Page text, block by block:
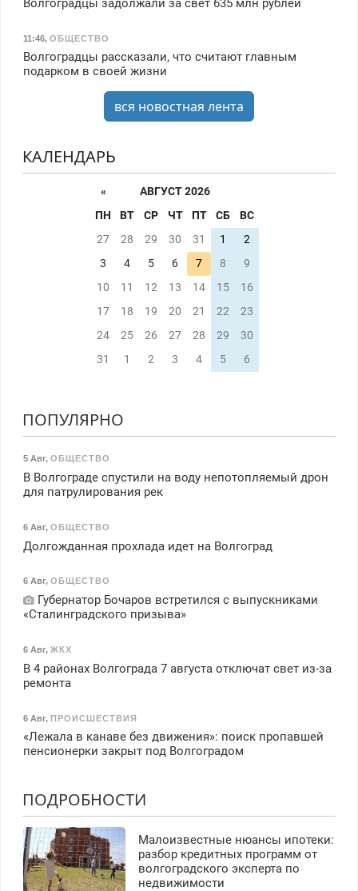
Волгоградцы задолжали за свет 635 млн рублей
11:46, ОБЩЕСТВО
Волгоградцы рассказали, что считают главным
подарком в своей жизни
вся новостная лента
КАЛЕНДАРЬ
«
АВГУСТ 2026
ПН
ВТ СР ЧТ ПТ СБ
ВС
27
28 29 30 31 1
2
3
4 5 6 7 8
9
10
11 12 13 14 15
16
17
18 19 20 21 22
23
24
25 26 27 28 29
30
31
1 2 3 4 5 6
ПОПУЛЯРНО
5 Авг, ОБЩЕСТВО
В Волгограде спустили на воду непотопляемый дрон
для патрулирования рек
6 Авг, ОБЩЕСТВО
Долгожданная прохлада идет на Волгоград
6 Авг, ОБЩЕСТВО
Губернатор Бочаров встретился с выпускниками
«Сталинградского призыва»
6 Авг, ЖКХ
В 4 районах Волгограда 7 августа отключат свет из-за
ремонта
6 Авг, ПРОИСШЕСТВИЯ
«Лежала в канаве без движения»: поиск пропавшей
пенсионерки закрыт под Волгоградом
ПОДРОБНОСТИ
Малоизвестные нюансы ипотеки:
разбор кредитных программ от
волгоградского эксперта по
недвижимости